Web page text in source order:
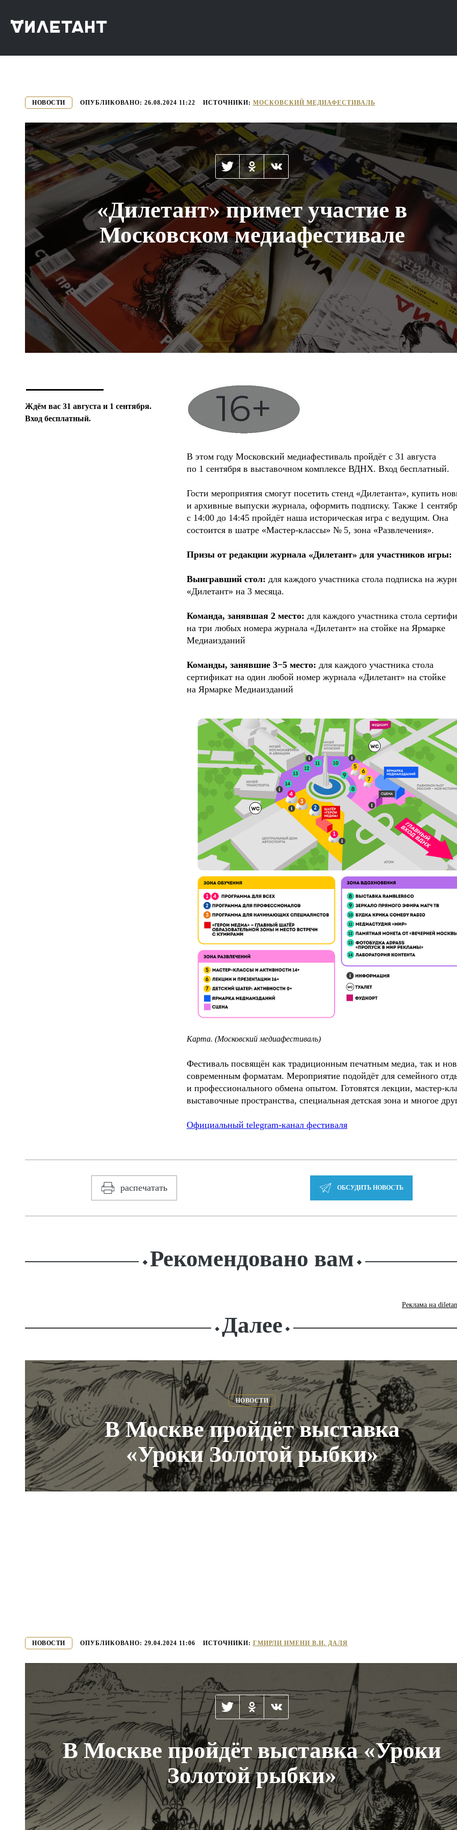
НОВОСТИ ОПУБЛИКОВАНО: 26.08.2024 11:22 ИСТОЧНИКИ: МОСКОВСКИЙ МЕДИАФЕСТИВАЛЬ
«Дилетант» примет участие в
Московском медиафестивале
Ждём вас 31 августа и 1 сентября.
Вход бесплатный.
В этом году Московский медиафестиваль пройдёт с 31 августа
по 1 сентября в выставочном комплексе ВДНХ. Вход бесплатный.
Гости мероприятия смогут посетить стенд «Дилетанта», купить
и архивные выпуски журнала, оформить подписку. Также 1
с 14:00 до 14:45 пройдёт наша историческая игра с ведущим. Она
состоится в шатре «Мастер-классы» № 5, зона «Развлечения».
Призы от редакции журнала «Дилетант» для участников игры:
Выигравший стол: для каждого участника стола подписка на
«Дилетант» на 3 месяца.
Команда, занявшая 2 место: для каждого участника стола
на три любых номера журнала «Дилетант» на стойке на Ярмарке
Медиаизданий
Команды, занявшие 3−5 место: для каждого участника стола
сертификат на один любой номер журнала «Дилетант» на стойке
на Ярмарке Медиаизданий
Карта. (Московский медиафестиваль)
Фестиваль посвящён как традиционным печатным медиа, так и
современным форматам. Мероприятие подойдёт для семейного
и профессионального обмена опытом. Готовятся лекции, мастер-
выставочные пространства, специальная детская зона и многое
Официальный telegram-канал фестиваля
распечатать ОБСУДИТЬ НОВОСТЬ
⬥ Рекомендовано вам ⬥
Реклама на
⬥ Далее ⬥
НОВОСТИ
В Москве пройдёт выставка
«Уроки Золотой рыбки»
НОВОСТИ ОПУБЛИКОВАНО: 29.04.2024 11:06 ИСТОЧНИКИ: ГМИРЛИ ИМЕНИ В.И. ДАЛЯ
В Москве пройдёт выставка «Уроки
Золотой рыбки»